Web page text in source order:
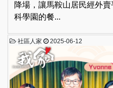
降場，讓馬鞍山居民經外
科學園的餐...
社區人家 2025-06-12